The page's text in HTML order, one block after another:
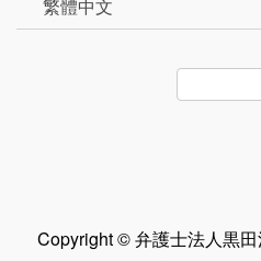
繁體中文
Copyright © 弁護士法人黒